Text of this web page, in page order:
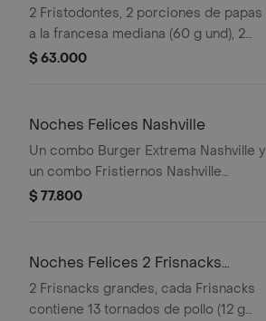
Fristodontes
2 Fristodontes, 2 porciones de papas
a la francesa mediana (60 g und), 2
gaseosas (325 ml und). Escoge entre
$ 63.000
Noches Felices Nashville
Un combo Burger Extrema Nashville y
un combo Fristiernos Nashville
(imagen de producto corresponde a
$ 77.800
Noches Felices 2 Frisnacks
grandes en ca
2 Frisnacks grandes, cada Frisnacks
contiene 13 tornados de pollo (12 g